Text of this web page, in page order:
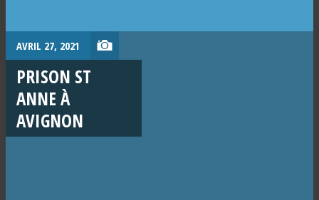
AVRIL 27, 2021
PRISON ST
ANNE À
AVIGNON